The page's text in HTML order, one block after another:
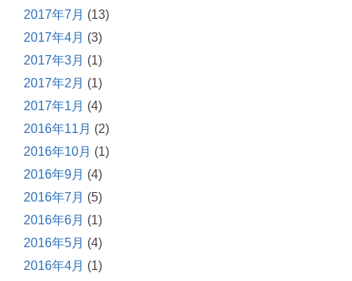
2017年7月 (13)
2017年4月 (3)
2017年3月 (1)
2017年2月 (1)
2017年1月 (4)
2016年11月 (2)
2016年10月 (1)
2016年9月 (4)
2016年7月 (5)
2016年6月 (1)
2016年5月 (4)
2016年4月 (1)